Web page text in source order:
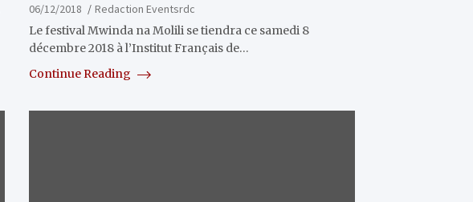
06/12/2018
Redaction Eventsrdc
Le festival Mwinda na Molili se tiendra ce samedi 8
décembre 2018 à l’Institut Français de…
Continue Reading